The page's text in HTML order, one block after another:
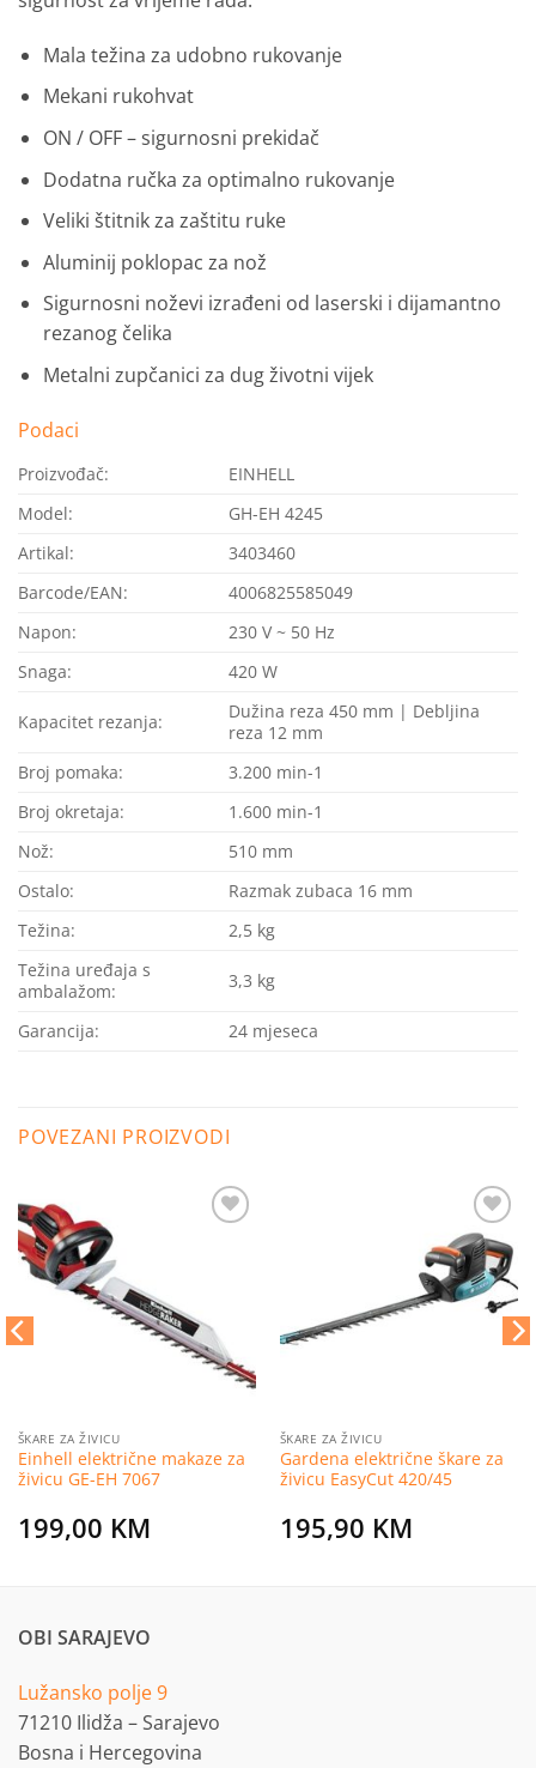
Mala težina za udobno rukovanje
Mekani rukohvat
ON / OFF – sigurnosni prekidač
Dodatna ručka za optimalno rukovanje
Veliki štitnik za zaštitu ruke
Aluminij poklopac za nož
Sigurnosni noževi izrađeni od laserski i dijamantno
rezanog čelika
Metalni zupčanici za dug životni vijek
Podaci
Proizvođač:
EINHELL
Model:
GH-EH 4245
Artikal:
3403460
Barcode/EAN:
4006825585049
Napon:
230 V ~ 50 Hz
Snaga:
420 W
Kapacitet rezanja:
Dužina reza 450 mm | Debljina
reza 12 mm
Broj pomaka:
3.200 min-1
Broj okretaja:
1.600 min-1
Nož:
510 mm
Ostalo:
Razmak zubaca 16 mm
Težina:
2,5 kg
Težina uređaja s
ambalažom:
3,3 kg
Garancija: 24 mjeseca
POVEZANI PROIZVODI
ŠKARE ZA ŽIVICU
Einhell električne makaze za
živicu GE-EH 7067
199,00 KM
Dodaj
na
listu
želja
ŠKARE ZA ŽIVICU
Gardena električne škare za
živicu EasyCut 420/45
195,90 KM
OBI SARAJEVO
Lužansko polje 9
71210 Ilidža – Sarajevo
Bosna i Hercegovina